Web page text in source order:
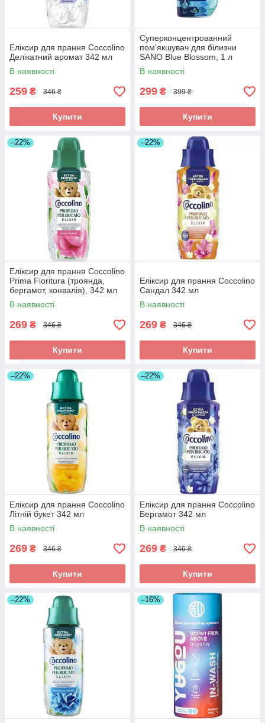
Еліксир для прання Coccolino
Делікатний аромат 342 мл
В наявності
259 ₴ 346 ₴
Купити
Суперконцентрованний
пом'якшувач для білизни
SANO Blue Blossom, 1 л
В наявності
299 ₴ 399 ₴
Купити
–22%
Еліксир для прання Coccolino
Prima Fioritura (троянда,
бергамот, конвалія), 342 мл
В наявності
269 ₴ 346 ₴
Купити
–22%
Еліксир для прання Coccolino
Сандал 342 мл
В наявності
269 ₴ 346 ₴
Купити
–22%
Еліксир для прання Coccolino
Літній букет 342 мл
В наявності
269 ₴ 346 ₴
Купити
–22%
Еліксир для прання Coccolino
Бергамот 342 мл
В наявності
269 ₴ 346 ₴
Купити
–22% –16%